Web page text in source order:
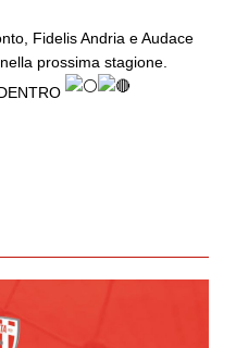
Fidelis Andria e Audace
prossima stagione.